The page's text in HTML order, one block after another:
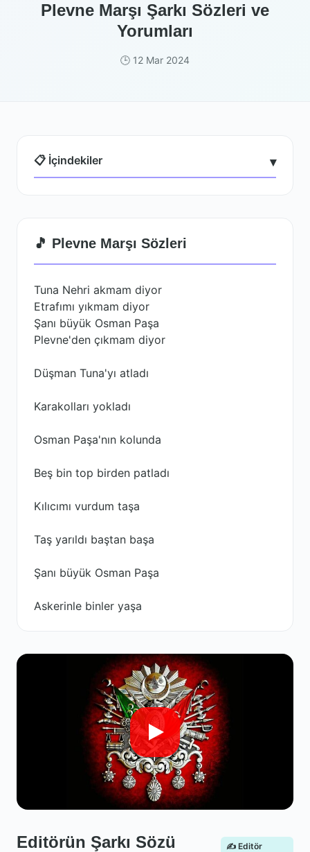
Plevne Marşı Şarkı Sözleri ve
Yorumları
🕒 12 Mar 2024
📋 İçindekiler ▾
🎵 Plevne Marşı Sözleri
Tuna Nehri akmam diyor
Etrafımı yıkmam diyor
Şanı büyük Osman Paşa
Plevne'den çıkmam diyor
Düşman Tuna'yı atladı
Karakolları yokladı
Osman Paşa'nın kolunda
Beş bin top birden patladı
Kılıcımı vurdum taşa
Taş yarıldı baştan başa
Şanı büyük Osman Paşa
Askerinle binler yaşa
Editörün Şarkı Sözü
✍️ Editör